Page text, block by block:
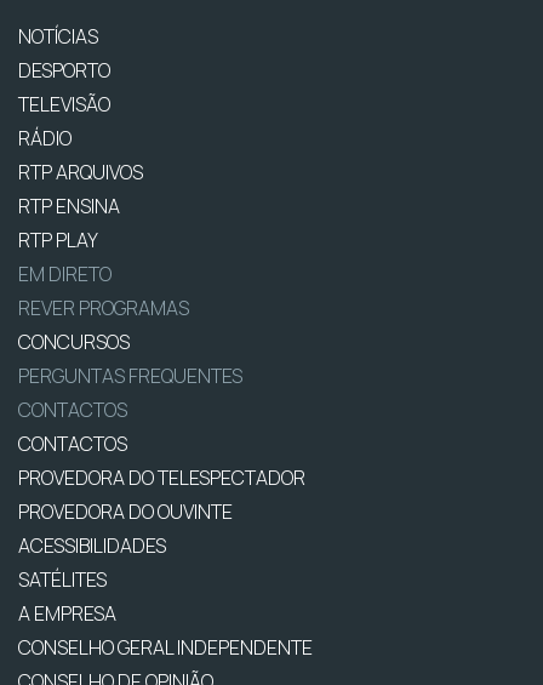
NOTÍCIAS
DESPORTO
TELEVISÃO
RÁDIO
RTP ARQUIVOS
RTP ENSINA
RTP PLAY
EM DIRETO
REVER PROGRAMAS
CONCURSOS
PERGUNTAS FREQUENTES
CONTACTOS
CONTACTOS
PROVEDORA DO TELESPECTADOR
PROVEDORA DO OUVINTE
ACESSIBILIDADES
SATÉLITES
A EMPRESA
CONSELHO GERAL INDEPENDENTE